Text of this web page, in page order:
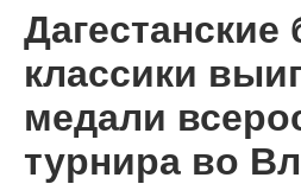
классики
медали
турнира во